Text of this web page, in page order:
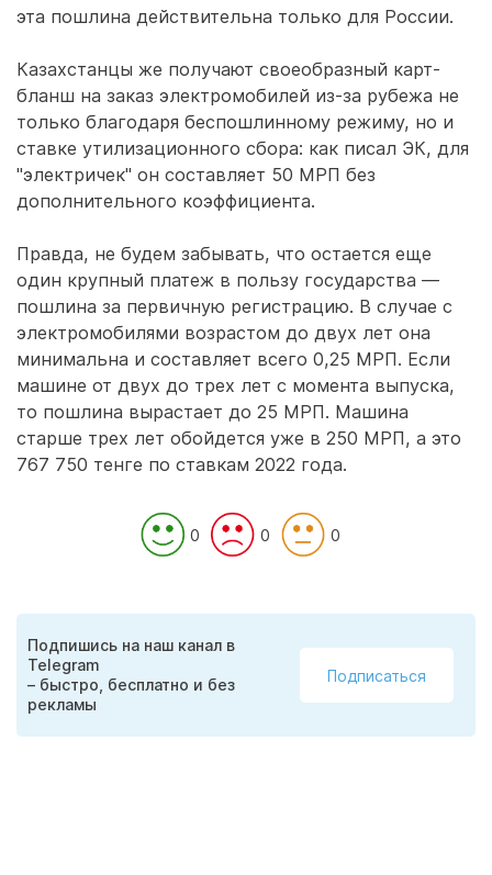
эта пошлина действительна только для России.
Казахстанцы же получают своеобразный карт-
бланш на заказ электромобилей из-за рубежа не
только благодаря беспошлинному режиму, но и
ставке утилизационного сбора: как писал ЭК, для
"электричек" он составляет 50 МРП без
дополнительного коэффициента.
Правда, не будем забывать, что остается еще
один крупный платеж в пользу государства —
пошлина за первичную регистрацию. В случае с
электромобилями возрастом до двух лет она
минимальна и составляет всего 0,25 МРП. Если
машине от двух до трех лет с момента выпуска,
то пошлина вырастает до 25 МРП. Машина
старше трех лет обойдется уже в 250 МРП, а это
767 750 тенге по ставкам 2022 года.
0 0 0
Подпишись на наш канал в
Telegram
– быстро, бесплатно и без
рекламы
Подписаться